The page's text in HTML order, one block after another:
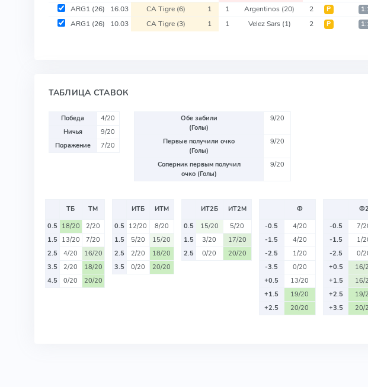
ARG1 (26) 16.03 CA Tigre (6) 1 1 Argentinos (20) 2 Р
ARG1 (26) 10.03 CA Tigre (3) 1 1 Velez Sars (1) 2 Р
ТАБЛИЦА СТАВОК
Победа
4/20
Ничья
9/20
Поражение
7/20
Обе забили
(Голы)
9/20
Первые получили очко
(Голы)
9/20
Соперник первым получил
очко (Голы)
9/20
ТБ
ТМ
0.5 18/20
2/20
1.5 13/20
7/20
2.5
4/20
16/20
3.5
2/20
18/20
4.5
0/20 20/20
ИТБ
ИТМ
0.5 12/20
8/20
1.5
5/20
15/20
2.5
2/20
18/20
3.5
0/20 20/20
ИТ2Б
ИТ2М
0.5
15/20
5/20
1.5
3/20
17/20
2.5
0/20 20/20
Ф
-0.5
4/20
-1.5
4/20
-2.5
1/20
-3.5
0/20
+0.5
13/20
+1.5
19/20
+2.5
20/20
Ф2
-0.5
7/
-1.5
1/
-2.5
0/
+0.5
16/
+1.5
16/
+2.5
19/
+3.5
20/